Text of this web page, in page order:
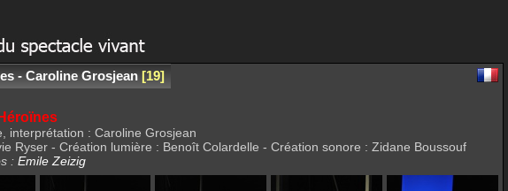
- Caroline Grosjean 19
interprétation : Caroline Grosjean
Ryser - Création lumière : Benoît Colardelle - Création sonore : Zidane Boussouf
: Emile Zeizig